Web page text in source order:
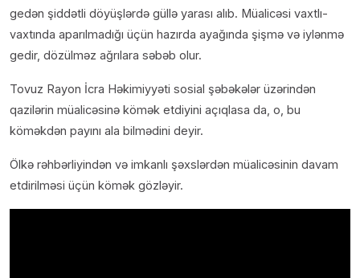
gedən şiddətli döyüşlərdə güllə yarası alıb. Müalicəsi vaxtlı-
vaxtında aparılmadığı üçün hazırda ayağında şişmə və iylənmə
gedir, dözülməz ağrılara səbəb olur.
Tovuz Rayon İcra Həkimiyyəti sosial şəbəkələr üzərindən
qazilərin müalicəsinə kömək etdiyini açıqlasa da, o, bu
köməkdən payını ala bilmədini deyir.
Ölkə rəhbərliyindən və imkanlı şəxslərdən müalicəsinin davam
etdirilməsi üçün kömək gözləyir.